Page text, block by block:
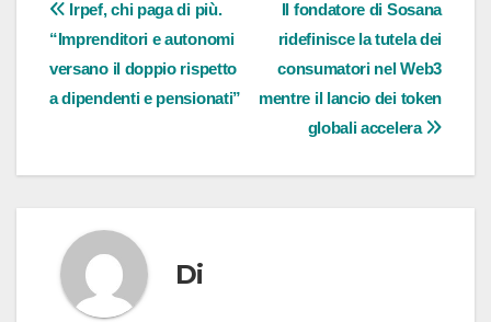
Navigazione
articoli
Il fondatore di Sosana
ridefinisce la tutela dei
consumatori nel Web3
mentre il lancio dei token
globali accelera
Irpef, chi paga di più.
“Imprenditori e autonomi
versano il doppio rispetto
a dipendenti e pensionati”
Di